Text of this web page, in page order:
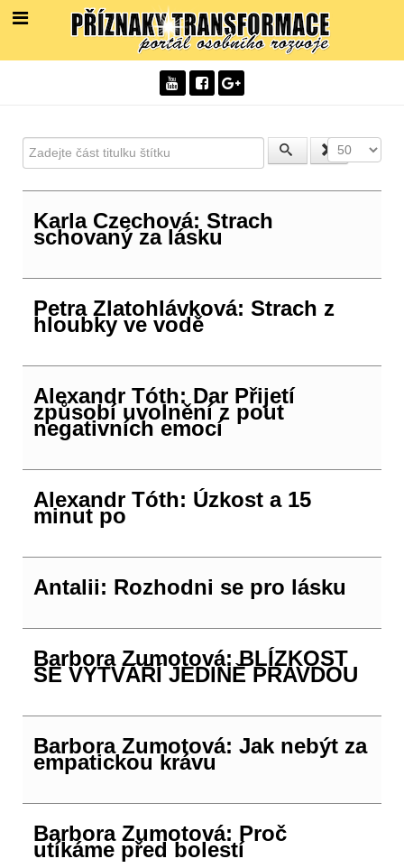
Zadejte část titulku štítku Počet
Karla Czechová: Strach
schovaný za lásku
Petra Zlatohlávková: Strach z
hloubky ve vodě
Alexandr Tóth: Dar Přijetí
způsobí uvolnění z pout
negativních emocí
Alexandr Tóth: Úzkost a 15
minut po
Antalii: Rozhodni se pro lásku
Barbora Zumotová: BLÍZKOST
SE VYTVÁŘÍ JEDINĚ PRAVDOU
Barbora Zumotová: Jak nebýt za
empatickou krávu
Barbora Zumotová: Proč
utíkáme před bolestí